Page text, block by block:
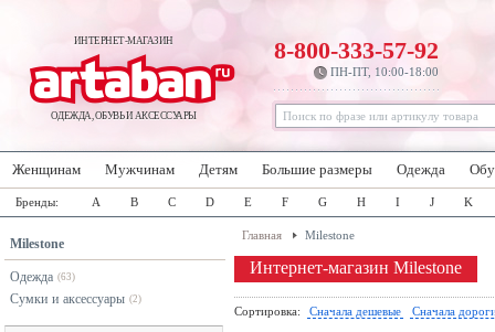
ИНТЕРНЕТ-МАГАЗИН
ОДЕЖДА, ОБУВЬ И АКСЕССУАРЫ
8-800-333-57-92
ПН-ПТ, 10:00-18:00
Женщинам Мужчинам Детям Большие размеры Одежда
Бренды: A B C D E F G H I J K
Milestone
Одежда (63)
Сумки и аксессуары (2)
Главная Milestone
Интернет-магазин Milestone
Сортировка: Сначала дешевые Сначала